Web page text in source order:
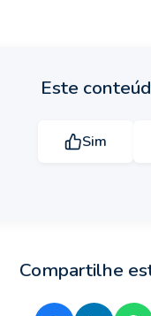
Este
Sim
Compartilhe